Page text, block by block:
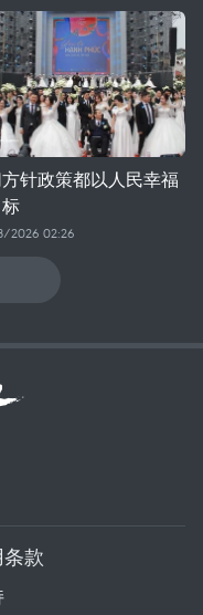
针政策都以人民幸福
2026 02:26
款